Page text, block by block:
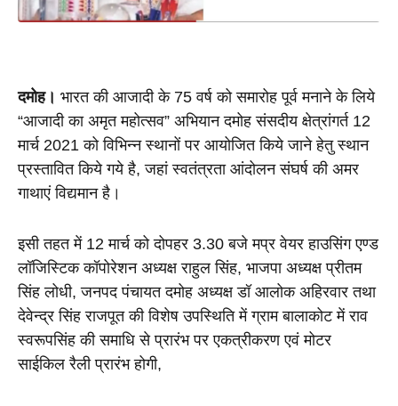
दमोह। भारत की आजादी के 75 वर्ष को समारोह पूर्व मनाने के लिये
“आजादी का अमृत महोत्सव” अभियान दमोह संसदीय क्षेत्रांगर्त 12
मार्च 2021 को विभिन्न स्थानों पर आयोजित किये जाने हेतु स्थान
प्रस्तावित किये गये है, जहां स्वतंत्रता आंदोलन संघर्ष की अमर
गाथाएं विद्यमान है।
इसी तहत में 12 मार्च को दोपहर 3.30 बजे मप्र वेयर हाउसिंग एण्ड
लॉजिस्टिक कॉपोरेशन अध्यक्ष राहुल सिंह, भाजपा अध्यक्ष प्रीतम
सिंह लोधी, जनपद पंचायत दमोह अध्यक्ष डॉ आलोक अहिरवार तथा
देवेन्द्र सिंह राजपूत की विशेष उपस्थिति में ग्राम बालाकोट में राव
स्वरूपसिंह की समाधि से प्रारंभ पर एकत्रीकरण एवं मोटर
साईकिल रैली प्रारंभ होगी,